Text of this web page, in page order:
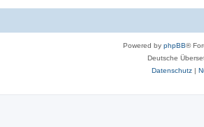
Powered by phpBB®
Deutsche
Datenschutz|